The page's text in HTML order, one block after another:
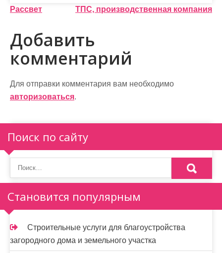
Н
а
в
и
г
а
ц
и
я
п
о
з
а
Рассвет ТПС, производственная компания
Добавить
комментарий
Для отправки комментария вам необходимо
авторизоваться.
Поиск по сайту
Становится популярным
Строительные услуги для благоустройства
загородного дома и земельного участка